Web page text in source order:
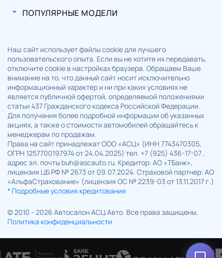
ПОПУЛЯРНЫЕ МОДЕЛИ
Наш сайт использует файлы cookie для лучшего
пользовательского опыта. Если вы не хотите их передавать,
отключите cookie в настройках браузера. Обращаем Ваше
внимание на то, что данный сайт носит исключительно
информационный характер и ни при каких условиях не
является публичной офертой, определяемой положениями
статьи 437 Гражданского кодекса Российской Федерации.
Для получения более подробной информации об указанных
акциях, а также о стоимости автомобилей обращайтесь к
менеджерам по продажам.
Права на сайт принадлежат ООО «АСЦ» (ИНН 7743470305,
ОГРН 1257700197974 от 24.04.2025) тел. +7 (925) 436-17-07 ,
адрес эл. почты buh@ascauto.ru. Кредитор: АО «ТБанк»,
лицензия ЦБ РФ № 2673 от 09.07.2024. Страховой партнер: АО
«АльфаСтрахование» (лицензия ОС № 2239-03 от 13.11.2017 г.)
* Подробные условия кредитования
© 2010 - 2026 Автосалон АСЦ Авто. Все права защищены.
Политика конфиденциальности